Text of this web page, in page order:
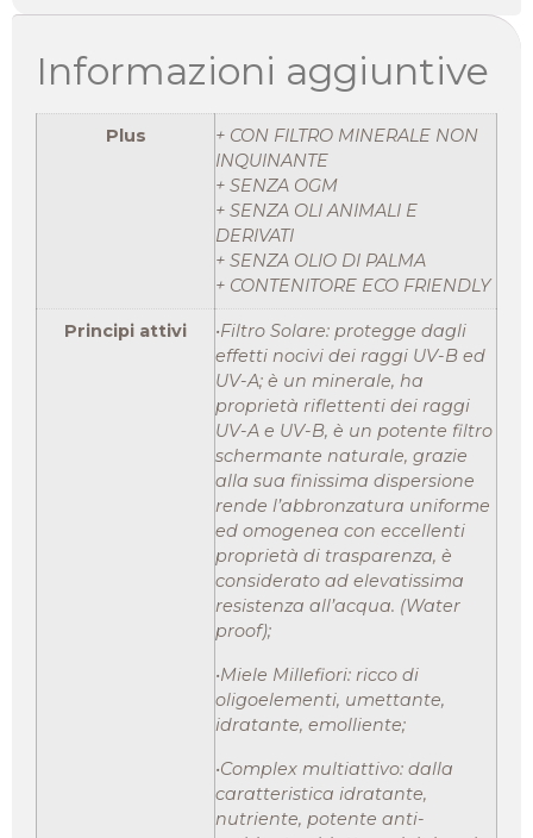
Informazioni aggiuntive
Plus
+ CON FILTRO MINERALE NON
INQUINANTE
+ SENZA OGM
+ SENZA OLI ANIMALI E
DERIVATI
+ SENZA OLIO DI PALMA
+ CONTENITORE ECO FRIENDLY
Principi attivi
•Filtro Solare: protegge dagli
effetti nocivi dei raggi UV-B ed
UV-A; è un minerale, ha
proprietà riflettenti dei raggi
UV-A e UV-B, è un potente filtro
schermante naturale, grazie
alla sua finissima dispersione
rende l’abbronzatura uniforme
ed omogenea con eccellenti
proprietà di trasparenza, è
considerato ad elevatissima
resistenza all’acqua. (Water
proof);
•Miele Millefiori: ricco di
oligoelementi, umettante,
idratante, emolliente;
•Complex multiattivo: dalla
caratteristica idratante,
nutriente, potente anti-